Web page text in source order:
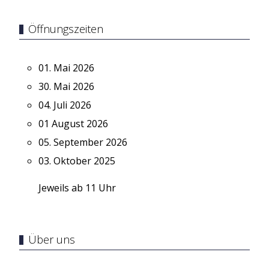
Öffnungszeiten
01. Mai 2026
30. Mai 2026
04. Juli 2026
01 August 2026
05. September 2026
03. Oktober 2025
Jeweils ab 11 Uhr
Über uns